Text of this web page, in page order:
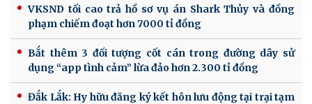
VKSND tối cao trả hồ sơ vụ án Shark Thủy và đồng
phạm chiếm đoạt hơn 7000 tỉ đồng
Bắt thêm 3 đối tượng cốt cán trong đường dây sử
dụng “app tình cảm” lừa đảo hơn 2.300 tỉ đồng
Đắk Lắk: Hy hữu đăng ký kết hôn lưu động tại trại tạm